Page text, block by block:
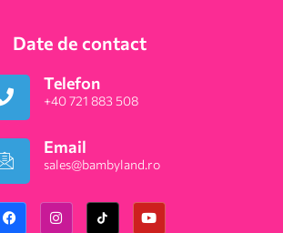
Date de contact
Telefon
+40 721 883 508
Email
sales@bambyland.ro​